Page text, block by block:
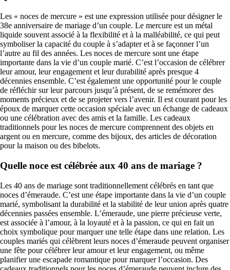
Les « noces de mercure » est une expression utilisée pour désigner le
38e anniversaire de mariage d’un couple. Le mercure est un métal
liquide souvent associé à la flexibilité et à la malléabilité, ce qui peut
symboliser la capacité du couple à s’adapter et à se façonner l’un
l’autre au fil des années. Les noces de mercure sont une étape
importante dans la vie d’un couple marié. C’est l’occasion de célébrer
leur amour, leur engagement et leur durabilité après presque 4
décennies ensemble. C’est également une opportunité pour le couple
de réfléchir sur leur parcours jusqu’à présent, de se remémorer des
moments précieux et de se projeter vers l’avenir. Il est courant pour les
époux de marquer cette occasion spéciale avec un échange de cadeaux
ou une célébration avec des amis et la famille. Les cadeaux
traditionnels pour les noces de mercure comprennent des objets en
argent ou en mercure, comme des bijoux, des articles de décoration
pour la maison ou des bibelots.
Quelle noce est célébrée aux 40 ans de mariage ?
Les 40 ans de mariage sont traditionnellement célébrés en tant que
noces d’émeraude. C’est une étape importante dans la vie d’un couple
marié, symbolisant la durabilité et la stabilité de leur union après quatre
décennies passées ensemble. L’émeraude, une pierre précieuse verte,
est associée à l’amour, à la loyauté et à la passion, ce qui en fait un
choix symbolique pour marquer une telle étape dans une relation. Les
couples mariés qui célèbrent leurs noces d’émeraude peuvent organiser
une fête pour célébrer leur amour et leur engagement, ou même
planifier une escapade romantique pour marquer l’occasion. Des